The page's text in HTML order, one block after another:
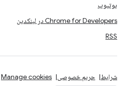
یوتیوب
Chrome for Developers در لینکدین
RSS
شرایط حریم خصوصی Manage cookies